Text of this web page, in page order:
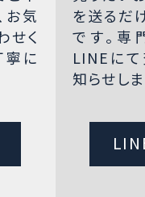
お気
せく
寧に
を送るだ
です。専
LINEに
知らせしま